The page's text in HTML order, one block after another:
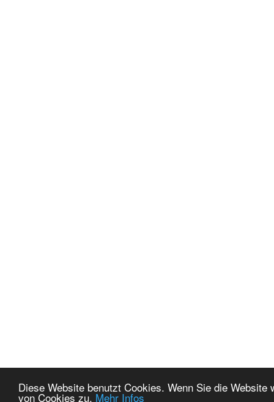
Diese Website benutzt Cookies. Wenn Sie die
von Cookies zu. Mehr Infos